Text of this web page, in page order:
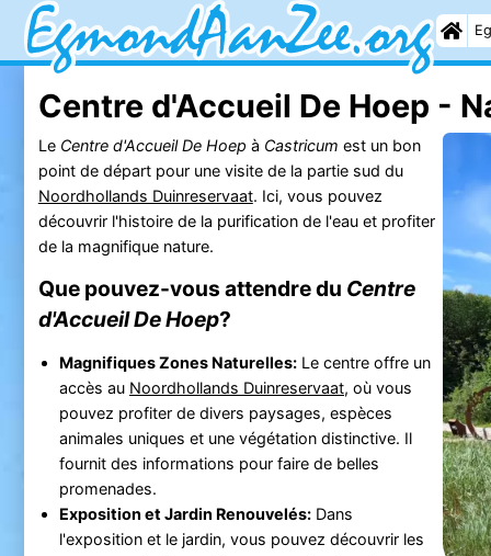
Centre d'Accueil De Hoep -
Le Centre d'Accueil De Hoep à Castricum est un bon
point de départ pour une visite de la partie sud du
Noordhollands Duinreservaat. Ici, vous pouvez
découvrir l'histoire de la purification de l'eau et profiter
de la magnifique nature.
Que pouvez-vous attendre du Centre
d'Accueil De Hoep?
Magnifiques Zones Naturelles:Le centre offre un
accès au Noordhollands Duinreservaat, où vous
pouvez profiter de divers paysages, espèces
animales uniques et une végétation distinctive. Il
fournit des informations pour faire de belles
promenades.
Exposition et Jardin Renouvelés:Dans
l'exposition et le jardin, vous pouvez découvrir les